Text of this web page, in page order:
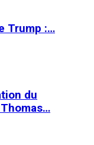
Trump :…
du